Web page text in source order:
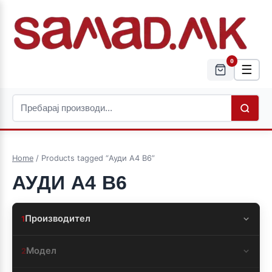
0
☰
Home / Products tagged “Ауди А4 B6”
АУДИ А4 B6
1Производител
2Модел